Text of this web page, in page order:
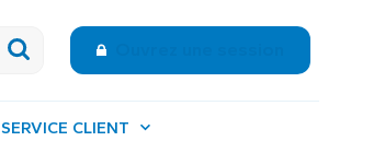
SERVICE CLIENT